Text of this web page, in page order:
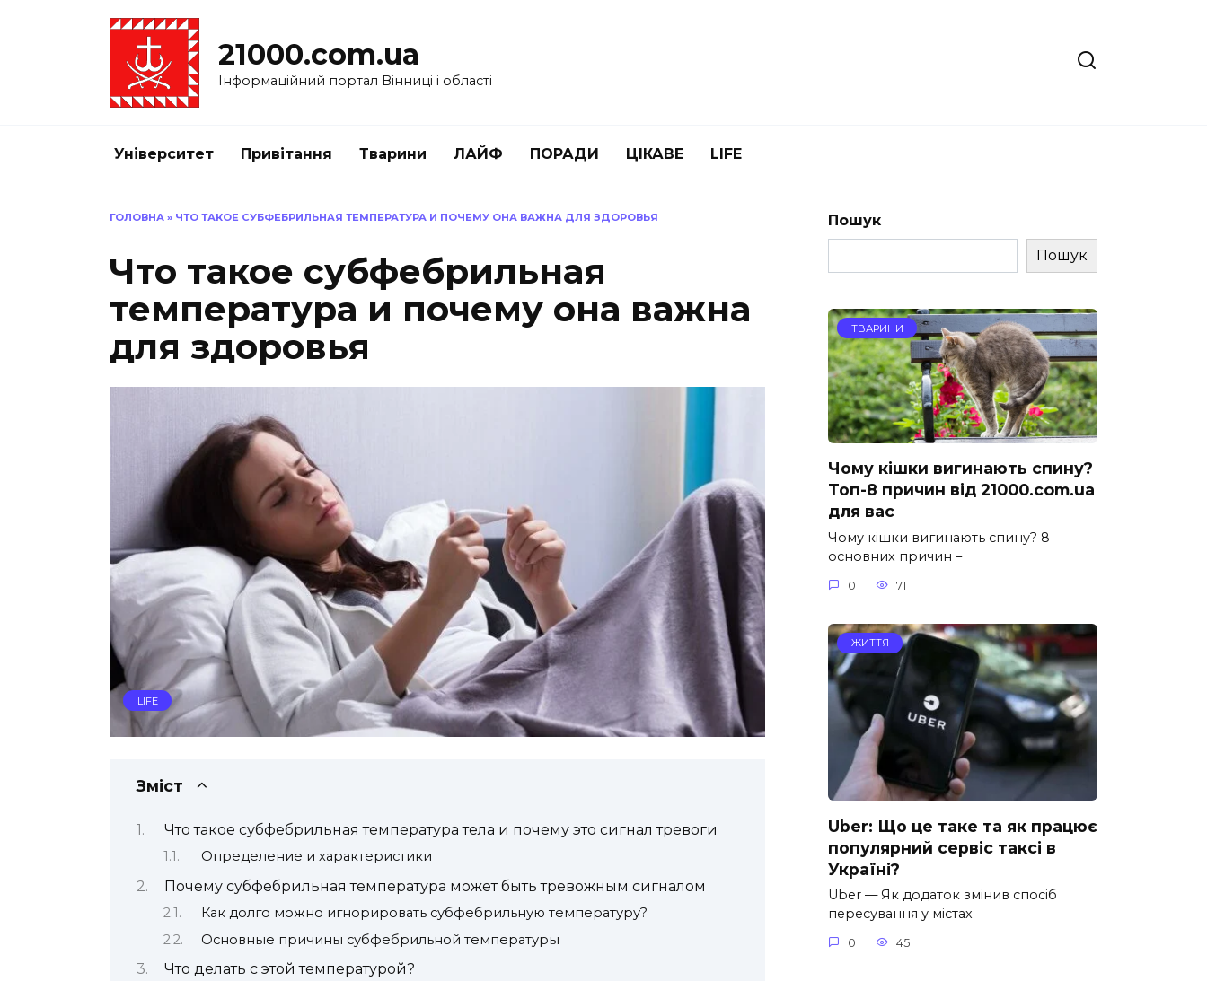
21000.com.ua
Інформаційний портал Вінниці і області
Університет Привітання Тварини ЛАЙФ ПОРАДИ ЦІКАВЕ LIFE
ГОЛОВНА » ЧТО ТАКОЕ СУБФЕБРИЛЬНАЯ ТЕМПЕРАТУРА И ПОЧЕМУ ОНА ВАЖНА ДЛЯ ЗДОРОВЬЯ
Что такое субфебрильная
температура и почему она важна
для здоровья
LIFE
Зміст
Что такое субфебрильная температура тела и почему это сигнал тревоги
Определение и характеристики
Почему субфебрильная температура может быть тревожным сигналом
Как долго можно игнорировать субфебрильную температуру?
Основные причины субфебрильной температуры
Что делать с этой температурой?
Пошук
Пошук
ТВАРИНИ
Чому кішки вигинають спину?
Топ-8 причин від 21000.com.ua
для вас
Чому кішки вигинають спину? 8
основних причин –
0 71
ЖИТТЯ
Uber: Що це таке та як працює
популярний сервіс таксі в
Україні?
Uber — Як додаток змінив спосіб
пересування у містах
0 45